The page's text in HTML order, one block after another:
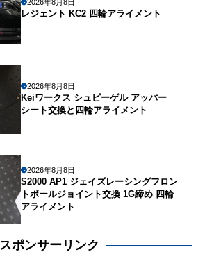
2026年8月8日
レジェント KC2 四輪アライメント
2026年8月8日
Keiワークス シュピーゲル アッパー
シート交換と四輪アライメント
2026年8月8日
S2000 AP1 ジェイズレーシングフロン
トボールジョイント交換 1G締め 四輪
アライメント
スポンサーリンク